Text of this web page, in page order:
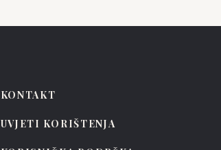
KONTAKT
UVJETI KORIŠTENJA